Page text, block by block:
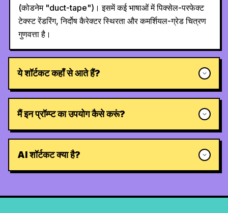
(कोडनेम "duct-tape")। इसमें कई भाषाओं में पिक्सेल-परफेक्ट
टेक्स्ट रेंडरिंग, निर्दोष कैरेक्टर स्थिरता और कमर्शियल-ग्रेड चित्रण
गुणवत्ता है।
ये शॉर्टकट कहाँ से आते हैं?
मैं इन प्रॉम्प्ट का उपयोग कैसे करूं?
AI शॉर्टकट क्या है?